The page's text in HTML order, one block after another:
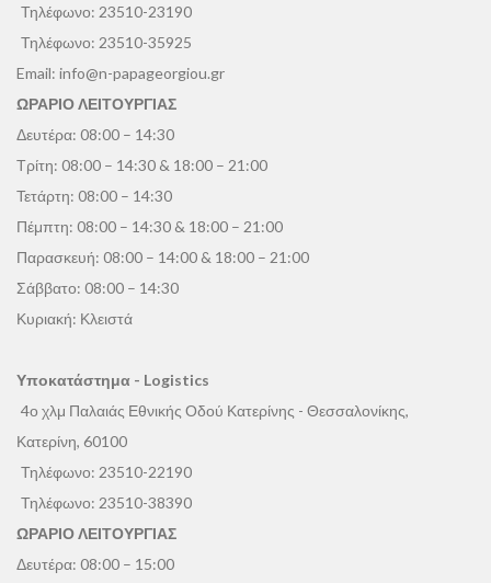
Τηλέφωνο: 23510-23190
Τηλέφωνο: 23510-35925
Email: info@n-papageorgiou.gr
ΩΡΑΡΙΟ ΛΕΙΤΟΥΡΓΙΑΣ
Δευτέρα: 08:00 – 14:30
Τρίτη: 08:00 – 14:30 & 18:00 – 21:00
Τετάρτη: 08:00 – 14:30
Πέμπτη: 08:00 – 14:30 & 18:00 – 21:00
Παρασκευή: 08:00 – 14:00 & 18:00 – 21:00
Σάββατο: 08:00 – 14:30
Κυριακή: Κλειστά
Υποκατάστημα - Logistics
4ο χλμ Παλαιάς Εθνικής Οδού Κατερίνης - Θεσσαλονίκης,
Κατερίνη, 60100
Τηλέφωνο: 23510-22190
Τηλέφωνο: 23510-38390
ΩΡΑΡΙΟ ΛΕΙΤΟΥΡΓΙΑΣ
Δευτέρα: 08:00 – 15:00